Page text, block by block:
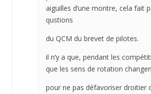
aiguilles d’une montre, cela fait
qustions
du QCM du brevet de pilotes.
il n’y a que, pendant les
que les sens de rotation
pour ne pas défavoriser droitier